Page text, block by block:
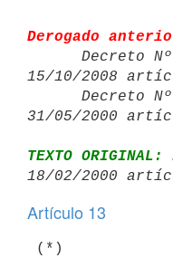
Derogado
Decreto
15/10/2008
31/05/2000
TEXTO ORIGINAL:
18/02/2000
Artículo 13
(*)